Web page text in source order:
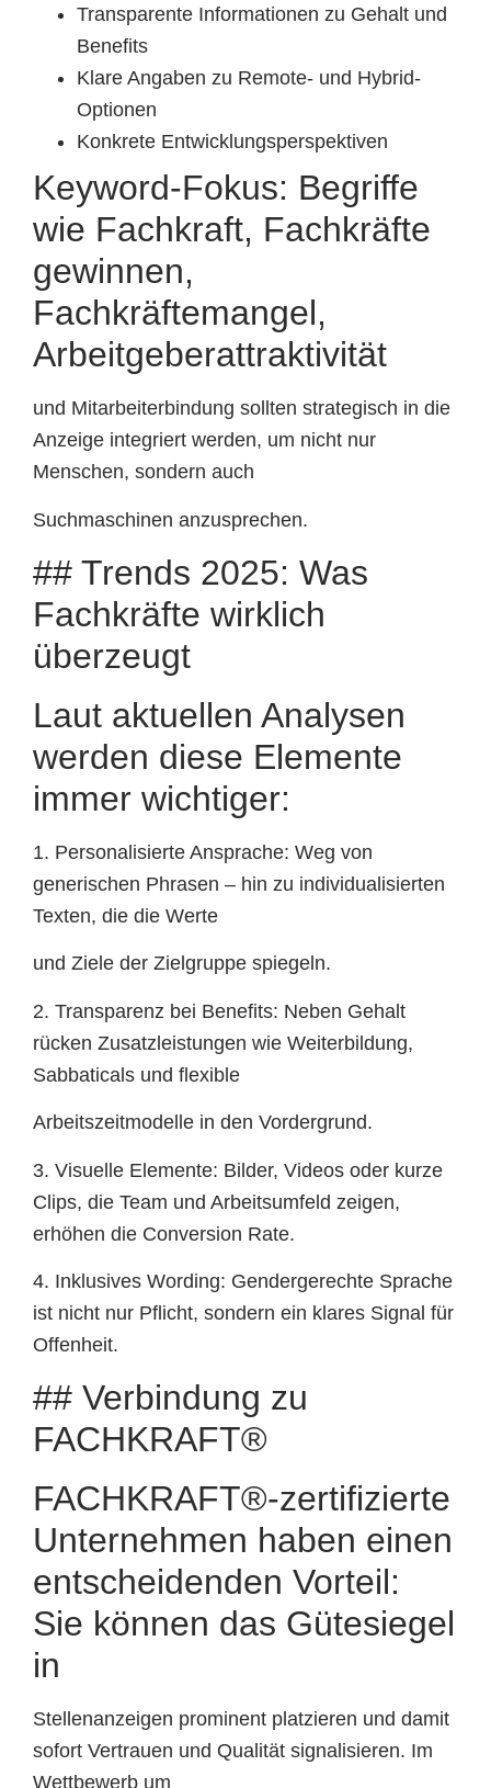
Transparente Informationen zu Gehalt und
Benefits
Klare Angaben zu Remote- und Hybrid-
Optionen
Konkrete Entwicklungsperspektiven
Keyword-Fokus: Begriffe
wie Fachkraft, Fachkräfte
gewinnen,
Fachkräftemangel,
Arbeitgeberattraktivität
und Mitarbeiterbindung sollten strategisch in die
Anzeige integriert werden, um nicht nur
Menschen, sondern auch
Suchmaschinen anzusprechen.
## Trends 2025: Was
Fachkräfte wirklich
überzeugt
Laut aktuellen Analysen
werden diese Elemente
immer wichtiger:
1. Personalisierte Ansprache: Weg von
generischen Phrasen – hin zu individualisierten
Texten, die die Werte
und Ziele der Zielgruppe spiegeln.
2. Transparenz bei Benefits: Neben Gehalt
rücken Zusatzleistungen wie Weiterbildung,
Sabbaticals und flexible
Arbeitszeitmodelle in den Vordergrund.
3. Visuelle Elemente: Bilder, Videos oder kurze
Clips, die Team und Arbeitsumfeld zeigen,
erhöhen die Conversion Rate.
4. Inklusives Wording: Gendergerechte Sprache
ist nicht nur Pflicht, sondern ein klares Signal für
Offenheit.
## Verbindung zu
FACHKRAFT®
FACHKRAFT®-zertifizierte
Unternehmen haben einen
entscheidenden Vorteil:
Sie können das Gütesiegel
in
Stellenanzeigen prominent platzieren und damit
sofort Vertrauen und Qualität signalisieren. Im
Wettbewerb um